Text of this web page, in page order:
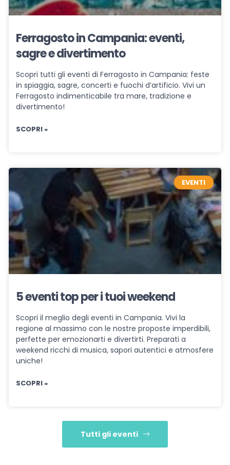
Ferragosto in Campania: eventi,
sagre e divertimento
Scopri tutti gli eventi di Ferragosto in Campania: feste
in spiaggia, sagre, concerti e fuochi d’artificio. Vivi un
Ferragosto indimenticabile tra mare, tradizione e
divertimento!
SCOPRI »
EVENTI
5 eventi top per i tuoi weekend
Scopri il meglio degli eventi in Campania. Vivi la
regione al massimo con le nostre proposte imperdibili,
perfette per emozionarti e divertirti. Preparati a
weekend ricchi di musica, sapori autentici e atmosfere
uniche!
SCOPRI »
Tutti gli eventi